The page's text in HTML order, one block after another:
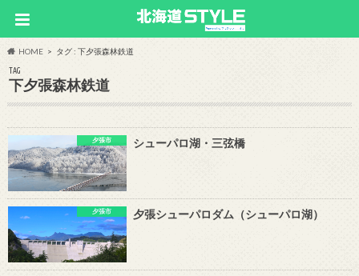
HOME タグ : 下夕張森林鉄道
TAG
下夕張森林鉄道
夕張市 シューパロ湖・三弦橋
夕張市 夕張シューパロダム（シューパロ湖）